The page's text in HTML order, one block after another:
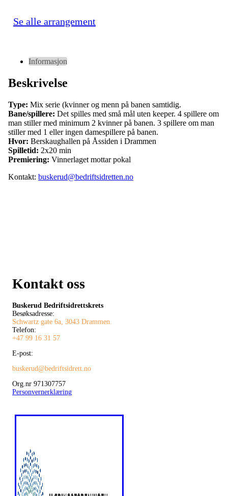
Se alle arrangement
Informasjon
Beskrivelse
Type: Mix serie (kvinner og menn på banen samtidig.
Bane/spillere: Det spilles med små mål uten keeper. 4 spillere om
man stiller med minimum 2 kvinner på banen. 3 spillere om man
stiller med 1 eller ingen damespillere på banen.
Hvor: Berskaughallen på Åssiden i Drammen
Spilletid: 2x20 min
Premiering: Vinnerlaget mottar pokal
Kontakt: buskerud@bedriftsidretten.no
Kontakt oss
Buskerud Bedriftsidrettskrets
Besøksadresse:
Schwartz gate 6a, 3043 Drammen.
Telefon:
+47 99 16 31 57
E-post:
buskerud@bedriftsidrett.no
Org.nr 971307757
Personvernerklæring